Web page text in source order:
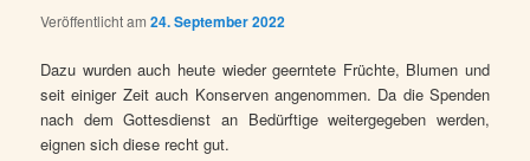
Veröffentlicht am24. September 2022
Dazu wurden auch heute wieder geerntete Früchte, Blumen und
seit einiger Zeit auch Konserven angenommen. Da die Spenden
nach dem Gottesdienst an Bedürftige weitergegeben werden,
eignen sich diese recht gut.